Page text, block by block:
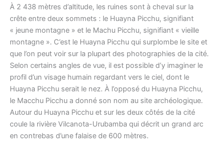
À 2 438 mètres d’altitude, les ruines sont à cheval sur la
crête entre deux sommets : le Huayna Picchu, signifiant
« jeune montagne » et le Machu Picchu, signifiant « vieille
montagne ». C’est le Huayna Picchu qui surplombe le site et
que l’on peut voir sur la plupart des photographies de la cité.
Selon certains angles de vue, il est possible d’y imaginer le
profil d’un visage humain regardant vers le ciel, dont le
Huayna Picchu serait le nez. À l’opposé du Huayna Picchu,
le Macchu Picchu a donné son nom au site archéologique.
Autour du Huayna Picchu et sur les deux côtés de la cité
coule la rivière Vilcanota-Urubamba qui décrit un grand arc
en contrebas d’une falaise de 600 mètres.